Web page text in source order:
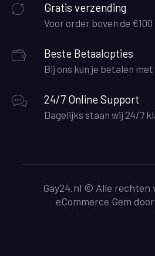
Gratis verzending
Voor order boven de €100
Beste Betaalopties
Bij ons kun je betalen met
24/7 Online Support
Dagelijks staan wij 24/7
Gay24.nl © Alle rechten
eCommerce Gem door